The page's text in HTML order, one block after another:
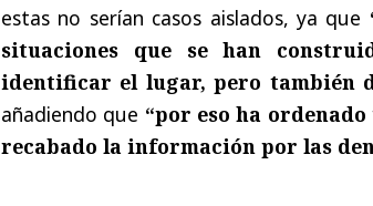
estas no serían casos aislados, ya que
situaciones que se han
identificar el lugar, pero también
añadiendo que “por eso ha
recabado la información por las